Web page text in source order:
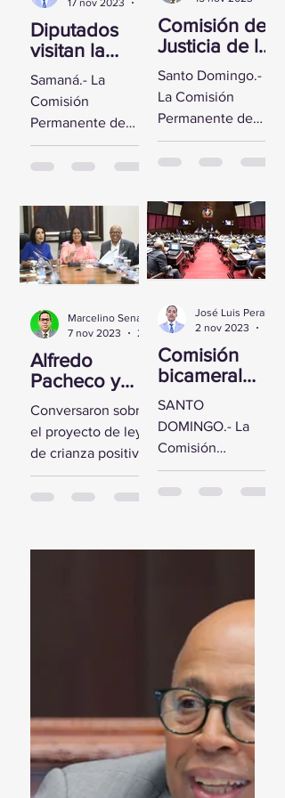
Diputados
visitan la
Fortaleza de
Santa
Bárbara de
Samaná
Samaná.- La
Comisión
Permanente de
Derechos
Humanos de la
Diputados visitó la
Fortaleza de Santa
Bárbara de
Samaná, a fin de...
Comisión de
Justicia de la
CD se reúne
con Yeni
Berenice
Reynoso
Santo Domingo.-
La Comisión
Permanente de
Justicia de la
Cámara de
un encuentro con
la Directora de
Persecución del...
Alfredo
Pacheco y
comisión de
diputados
reciben a la
Primera
Dama
Conversaron sobre
el proyecto de ley
de crianza positiva
SANTO
DOMINGO.- El
Marcelino Sena
7 nov 2023
Comisión
bicameral
inicia hoy el
estudio del
Presupuesto
General del
Estado 2024
SANTO
DOMINGO.- La
Comisión
Bicameral Especial
iniciará hoy los
proyecto de ley
José Luis Peralta
2 nov 2023